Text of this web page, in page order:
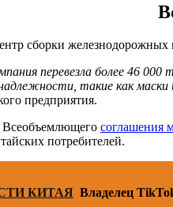
сборки
перевезла более 46
такие как
предприятия.
Всеобъемлющего соглашения
потребителей.
КИТАЯ Владелец